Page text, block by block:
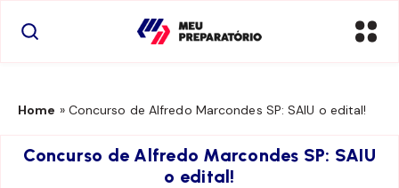
Home » Concurso de Alfredo Marcondes SP: SAIU o edital!
Concurso de Alfredo Marcondes SP: SAIU
o edital!